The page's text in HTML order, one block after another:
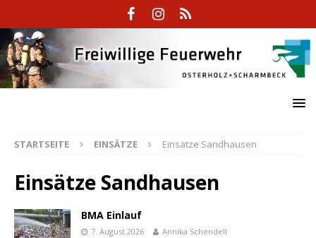
STARTSEITE EINSÄTZE Einsätze Sandhausen
Einsätze Sandhausen
BMA Einlauf
7. August 2026 Annika Schendell